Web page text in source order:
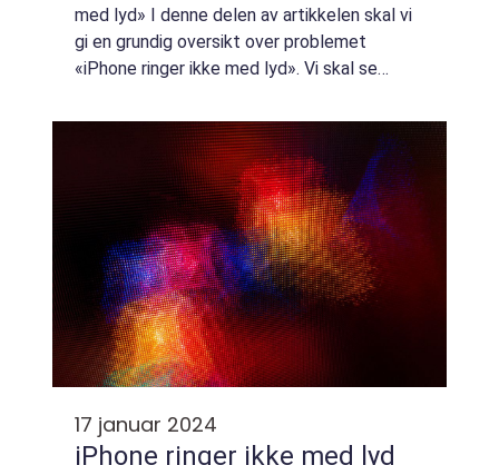
med lyd» I denne delen av artikkelen skal vi
gi en grundig oversikt over problemet
«iPhone ringer ikke med lyd». Vi skal se
andre releva...
17 januar 2024
iPhone ringer ikke med lyd